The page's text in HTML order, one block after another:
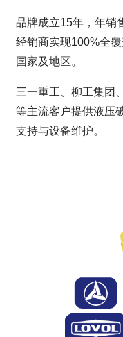
品牌成立15年，年销
经销商实现100%全
国家及地区。
三一重工、柳工集团
等主流客户提供液压
支持与设备维护。